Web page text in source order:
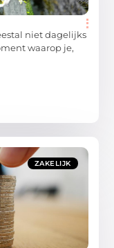
niet dagelijks
waarop je,
ZAKELIJK